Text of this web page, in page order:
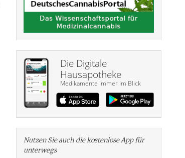
Die Digitale
Hausapotheke
Medikamente immer im Blick
Nutzen Sie auch die kosten­lose App für
unterwegs